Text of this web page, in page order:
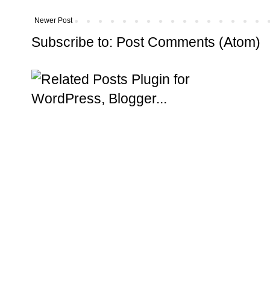
Newer Post
Subscribe to: Post Comments (Atom)